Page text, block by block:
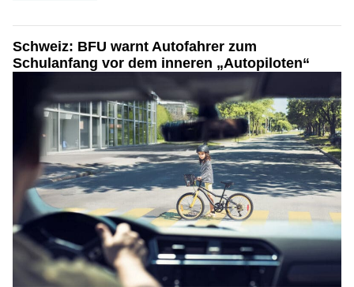
Schweiz: BFU warnt Autofahrer zum
Schulanfang vor dem inneren „Autopiloten“